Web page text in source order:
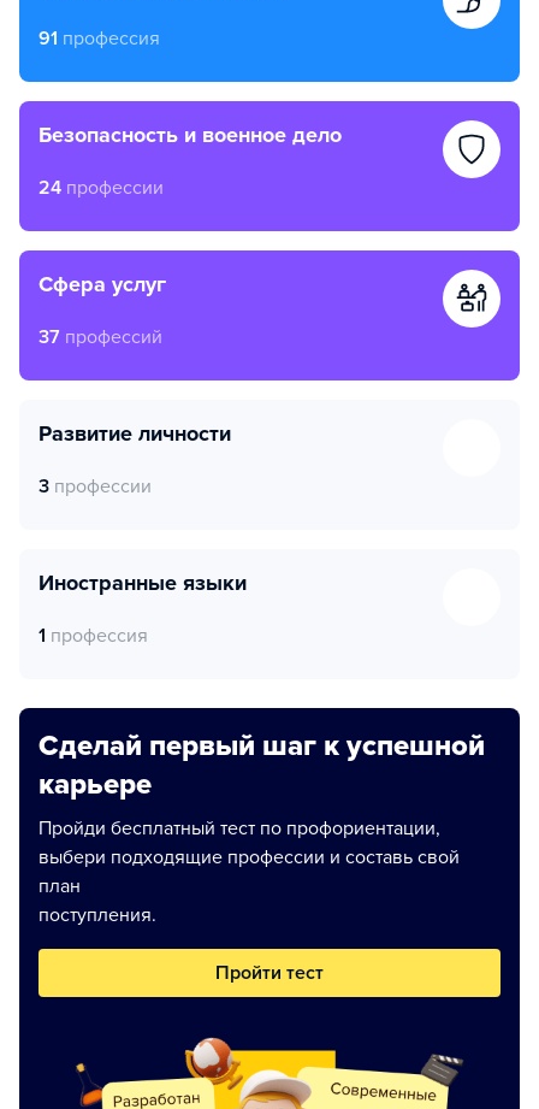
91 профессия
безопасность и военное дело
24 профессии
сфера услуг
37 профессий
развитие личности
3 профессии
иностранные языки
1 профессия
Сделай первый шаг к успешной
карьере
Пройди бесплатный тест по профориентации,
выбери подходящие профессии и составь свой
план
поступления.
Пройти тест